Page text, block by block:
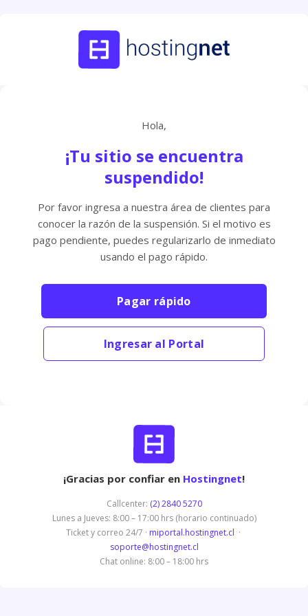
Hola,
¡Tu sitio se encuentra
suspendido!
Por favor ingresa a nuestra área de clientes para
conocer la razón de la suspensión. Si el motivo es
pago pendiente, puedes regularizarlo de inmediato
usando el pago rápido.
Pagar rápido
Ingresar al Portal
¡Gracias por confiar en Hostingnet!
Callcenter: (2) 2840 5270
Lunes a Jueves: 8:00 – 17:00 hrs (horario continuado)
Ticket y correo 24/7 · miportal.hostingnet.cl ·
soporte@hostingnet.cl
Chat online: 8:00 – 18:00 hrs